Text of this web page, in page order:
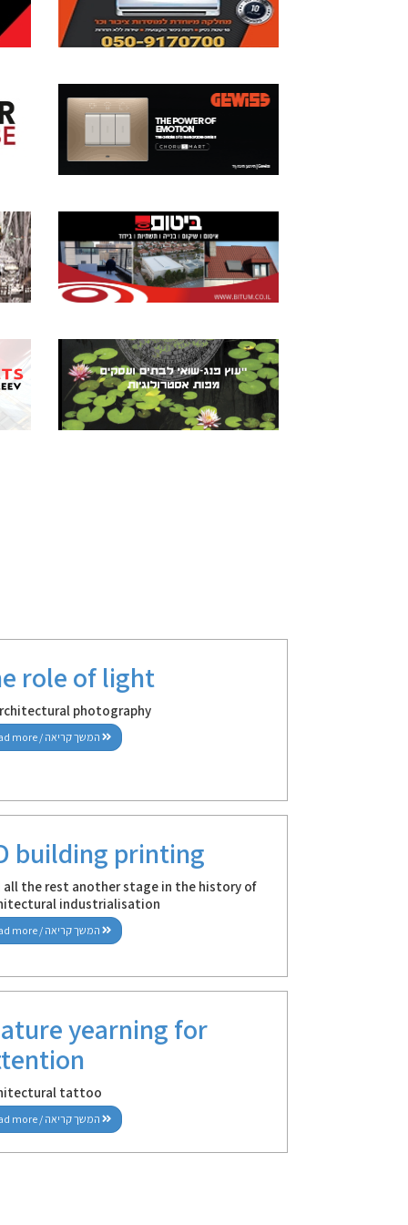
role of light
photography
read more / המשך קריאה
building printing
all the rest another stage in the history of
industrialisation
read more / המשך קריאה
yearning for
tattoo
read more / המשך קריאה